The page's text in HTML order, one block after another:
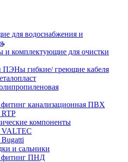
для водоснабжения и
и комплектующие для очистки
гибкие/ греющие кабеля
канализационная ПВХ
компоненты
и сальники
фитинг ПНД